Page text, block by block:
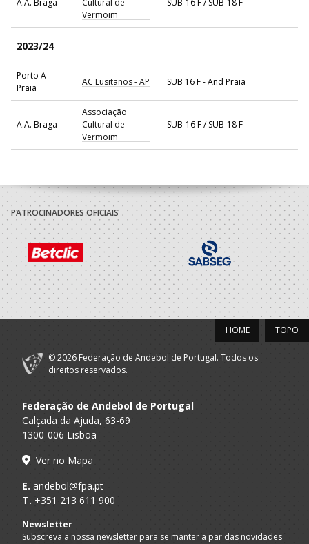
Vermoim
2023/24
Porto A
Praia
AC Lusitanos - AP SUB 16 F - And Praia
A.A. Braga
Associação
Cultural de
Vermoim
SUB-16 F / SUB-18 F
2022/23
A.A. Braga
Famalicense
Atletico Clube
SUB-14 F / SUB-16 F
2021/22
A.A. Braga
Famalicense
Atletico Clube
SUB-13 F
PATROCINADORES OFICIAIS
TOPO
HOME
© 2026 Federação de Andebol de Portugal. Todos os
direitos reservados.
Federação de Andebol de Portugal
Calçada da Ajuda, 63-69
1300-006 Lisboa
Ver no Mapa
E. andebol@fpa.pt
T. +351 213 611 900
Newsletter
Subscreva a nossa newsletter para se manter a par das novidades